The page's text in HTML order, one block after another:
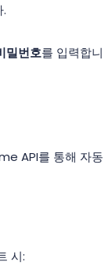
번호를 입력합니
API를 통해 자동
시: